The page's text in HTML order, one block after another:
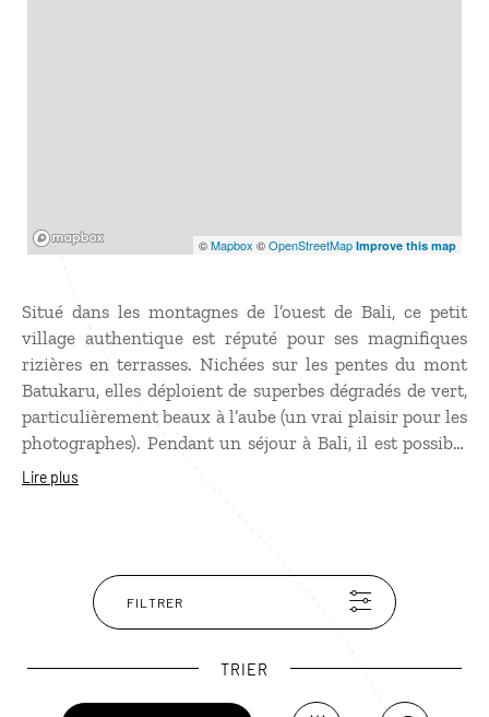
©Mapbox ©OpenStreetMap Improve this map
Situé dans les montagnes de l’ouest de Bali, ce petit
village authentique est réputé pour ses magnifiques
rizières en terrasses. Nichées sur les pentes du mont
Batukaru, elles déploient de superbes dégradés de vert,
particulièrement beaux à l’aube (un vrai plaisir pour les
photographes). Pendant un séjour à Bali, il est possible
d’y organiser des randonnées accompagnées au cœur
Lire plus
FILTRER
TRIER